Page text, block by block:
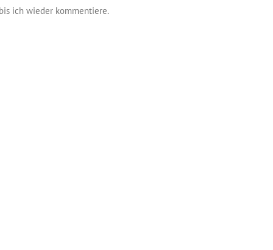
ich wieder kommentiere.